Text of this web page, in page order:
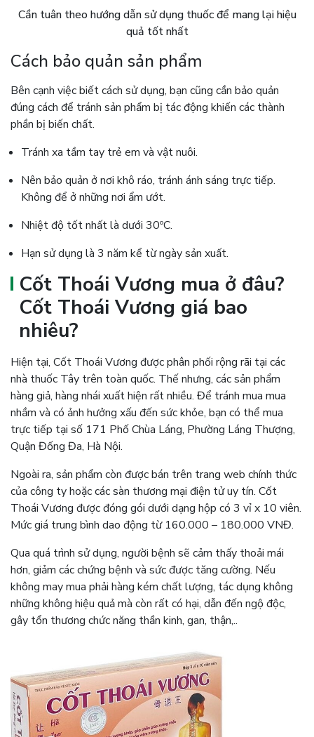
Cần tuân theo hướng dẫn sử dụng thuốc để mang lại hiệu
quả tốt nhất
Cách bảo quản sản phẩm
Bên cạnh việc biết cách sử dụng, bạn cũng cần bảo quản
đúng cách để tránh sản phẩm bị tác động khiến các thành
phần bị biến chất.
Tránh xa tầm tay trẻ em và vật nuôi.
Nên bảo quản ở nơi khô ráo, tránh ánh sáng trực tiếp.
Không để ở những nơi ẩm ướt.
Nhiệt độ tốt nhất là dưới 30ºC.
Hạn sử dụng là 3 năm kể từ ngày sản xuất.
Cốt Thoái Vương mua ở đâu?
Cốt Thoái Vương giá bao
nhiêu?
Hiện tại, Cốt Thoái Vương được phân phối rộng rãi tại các
nhà thuốc Tây trên toàn quốc. Thế nhưng, các sản phẩm
hàng giả, hàng nhái xuất hiện rất nhiều. Để tránh mua mua
nhầm và có ảnh hưởng xấu đến sức khỏe, bạn có thể mua
trực tiếp tại số 171 Phố Chùa Láng, Phường Láng Thượng,
Quận Đống Đa, Hà Nội.
Ngoài ra, sản phẩm còn được bán trên trang web chính thức
của công ty hoặc các sàn thương mại điện tử uy tín. Cốt
Thoái Vương được đóng gói dưới dạng hộp có 3 vỉ x 10 viên.
Mức giá trung bình dao động từ 160.000 – 180.000 VNĐ.
Qua quá trình sử dụng, người bệnh sẽ cảm thấy thoải mái
hơn, giảm các chứng bệnh và sức được tăng cường. Nếu
không may mua phải hàng kém chất lượng, tác dụng không
những không hiệu quả mà còn rất có hại, dẫn đến ngộ độc,
gây tổn thương chức năng thần kinh, gan, thận,..